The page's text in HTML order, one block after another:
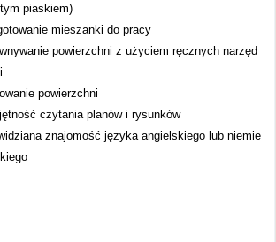
piaskiem)
mieszanki do pracy
powierzchni z użyciem ręcznych narzęd
powierzchni
czytania planów i rysunków
znajomość języka angielskiego lub niemie